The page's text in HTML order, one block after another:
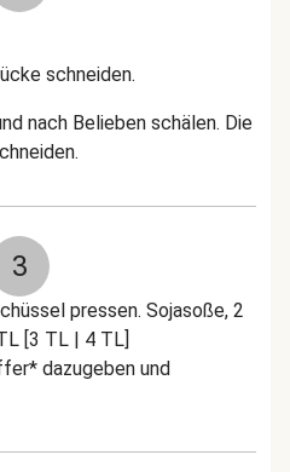
schneiden.
nach Belieben schälen. Die
3
pressen. Sojasoße, 2
[3 TL | 4 TL]
dazugeben und